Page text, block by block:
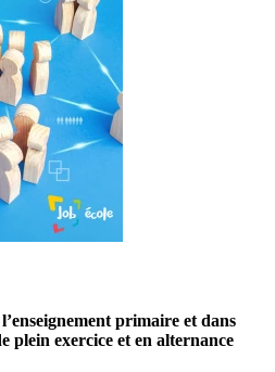
primaire et dans
plein exercice et en alternance